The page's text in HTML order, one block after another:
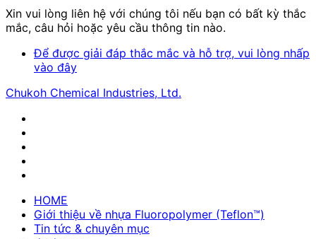
Xin vui lòng liên hệ với chúng tôi nếu bạn có bất kỳ thắc
mắc, câu hỏi hoặc yêu cầu thông tin nào.
Để được giải đáp thắc mắc và hỗ trợ, vui lòng nhấp
vào đây
Chukoh Chemical Industries, Ltd.
HOME
Giới thiệu về nhựa Fluoropolymer (Teflon™)
Tin tức & chuyên mục